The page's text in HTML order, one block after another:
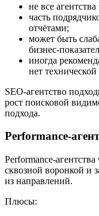
не все
часть
отчётами;
может быть
бизнес-
иногда
нет
SEO-агентство
рост поисковой
подхода.
Performance-
Performance-
сквозной воронкой и
из направлений.
Плюсы: